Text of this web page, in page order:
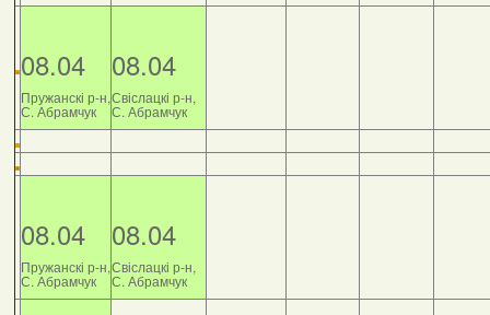
08.04
Пружанскі р-н,
С. Абрамчук
08.04
Свіслацкі р-н,
С. Абрамчук
08.04
Пружанскі р-н,
С. Абрамчук
08.04
Свіслацкі р-н,
С. Абрамчук